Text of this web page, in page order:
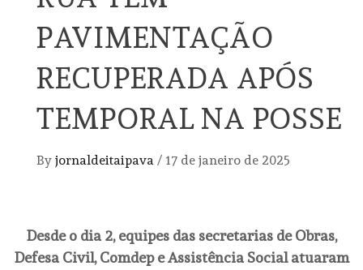
PAVIMENTAÇÃO
RECUPERADA APÓS
TEMPORAL NA POSSE
By jornaldeitaipava / 17 de janeiro de 2025
Desde o dia 2, equipes das secretarias de Obras,
Defesa Civil, Comdep e Assistência Social atuaram